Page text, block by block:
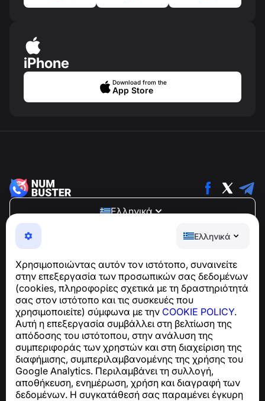
Ελληνικά
Χρησιμοποιώντας αυτόν τον ιστότοπο, συναινείτε
στην επεξεργασία των προσωπικών σας δεδομένων
(cookies, πληροφορίες σχετικά με τη δραστηριότητά
σας στον ιστότοπο και τις συσκευές που
χρησιμοποιείτε) σύμφωνα με την COOKIE POLICY.
Αυτή η επεξεργασία συμβάλλει στη βελτίωση της
απόδοσης του ιστότοπου, στην ανάλυση της
συμπεριφοράς των χρηστών και στη διαχείριση της
διαφήμισης, συμπεριλαμβανομένης της χρήσης του
Google Analytics. Περιλαμβάνει τη συλλογή,
αποθήκευση, ενημέρωση, χρήση και διαγραφή των
δεδομένων. Η συγκατάθεσή σας παραμένει έγκυρη
iPhone
Download from the
App Store
Ελληνικά
NumBuster © 2013—2026 ·
support@numbuster.com
Μια εύχρηστη εφαρμογή που σας προστατεύει από
Για ερωτήσεις σχετικά με τη συμμόρφωση με το GDPR:
support@numbuster.com
Κέντρο βοήθειας
Ειδήσεις και Άρθρα
Σχετικά με το έργο
Επαφές